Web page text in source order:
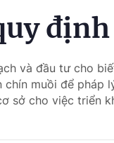
và đầu tư cho
muồi để pháp
sở cho việc triển